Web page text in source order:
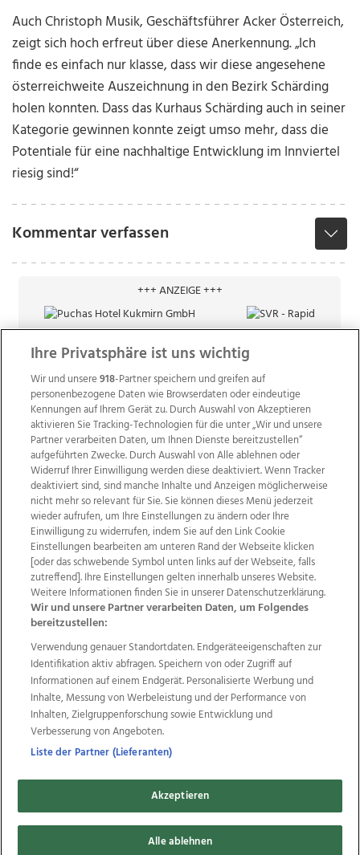
Auch Christoph Musik, Geschäftsführer Acker Österreich,
zeigt sich hoch erfreut über diese Anerkennung. „Ich
finde es einfach nur klasse, dass wir diese angesehene
österreichweite Auszeichnung in den Bezirk Schärding
holen konnten. Dass das Kurhaus Schärding auch in seiner
Kategorie gewinnen konnte zeigt umso mehr, dass die
Potentiale für eine nachhaltige Entwicklung im Innviertel
riesig sind!“
Kommentar verfassen
+++ ANZEIGE +++
Wir über uns Mediadaten Kontakt
Jobs
Datenschutz
Impressum
AGB Anzeigekunden
AGB Website
Ehrenkodex Politische Werbung
Weitere Angebote des Medienhauses Wimmer
TV1 di-mog-i.at OÖNow
Ischler Woche
Life Radio
OÖNachrichten
OÖN Immobilien
OÖN Karriere
OÖN Reise
Promenaden Galerien
Regionaljobs
wasistlos.at
Copyrights © 2026 Tips Zeitungs GmbH & Co KG
developed by11x11.net
Ihre Privatsphäre ist uns wichtig
Wir und unsere918-Partner speichern und greifen auf
personenbezogene Daten wie Browserdaten oder eindeutige
Kennungen auf Ihrem Gerät zu. Durch Auswahl von Akzeptieren
aktivieren Sie Tracking-Technologien für die unter „Wir und unsere
Partner verarbeiten Daten, um Ihnen Dienste bereitzustellen“
aufgeführten Zwecke. Durch Auswahl von Alle ablehnen oder
Widerruf Ihrer Einwilligung werden diese deaktiviert. Wenn Tracker
deaktiviert sind, sind manche Inhalte und Anzeigen möglicherweise
nicht mehr so relevant für Sie. Sie können dieses Menü jederzeit
wieder aufrufen, um Ihre Einstellungen zu ändern oder Ihre
Einwilligung zu widerrufen, indem Sie auf den Link Cookie
Einstellungen bearbeiten am unteren Rand der Webseite klicken
[oder das schwebende Symbol unten links auf der Webseite, falls
zutreffend]. Ihre Einstellungen gelten innerhalb unseres Website.
Weitere Informationen finden Sie in unserer Datenschutzerklärung.
Wir und unsere Partner verarbeiten Daten, um Folgendes
bereitzustellen:
Verwendung genauer Standortdaten. Endgeräteeigenschaften zur
Identifikation aktiv abfragen. Speichern von oder Zugriff auf
Informationen auf einem Endgerät. Personalisierte Werbung und
Inhalte, Messung von Werbeleistung und der Performance von
Inhalten, Zielgruppenforschung sowie Entwicklung und
Verbesserung von Angeboten.
Liste der Partner (Lieferanten)
Akzeptieren
Alle ablehnen